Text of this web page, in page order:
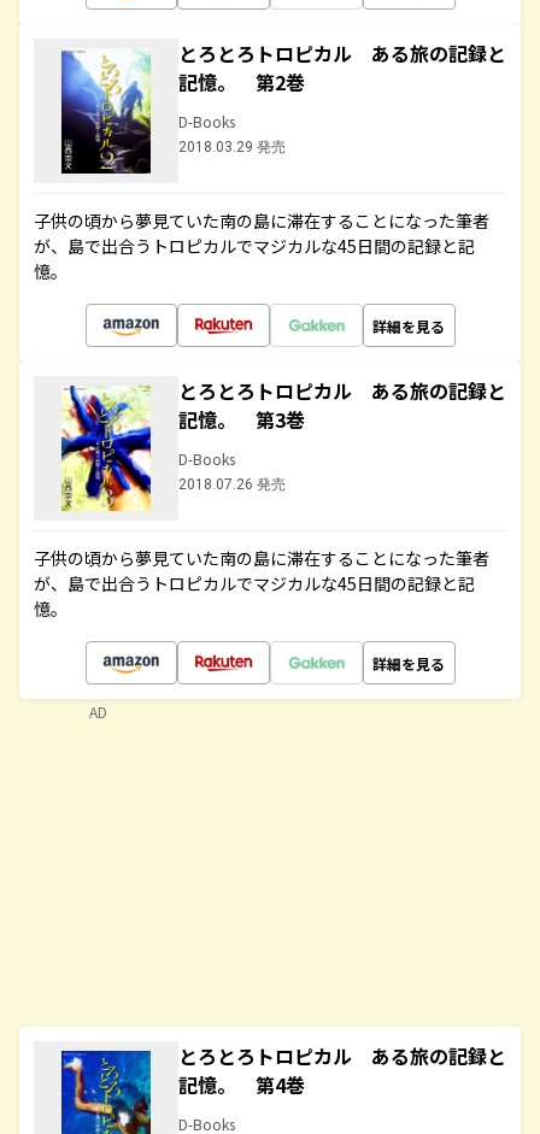
とろとろトロピカル ある旅の記録と
記憶。 第2巻
D-Books
2018.03.29 発売
子供の頃から夢見ていた南の島に滞在することになった筆者
が、島で出合うトロピカルでマジカルな45日間の記録と記
憶。
詳細を見る
とろとろトロピカル ある旅の記録と
記憶。 第3巻
D-Books
2018.07.26 発売
子供の頃から夢見ていた南の島に滞在することになった筆者
が、島で出合うトロピカルでマジカルな45日間の記録と記
憶。
詳細を見る
とろとろトロピカル ある旅の記録と
記憶。 第4巻
D-Books
AD